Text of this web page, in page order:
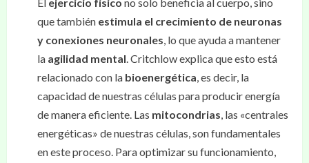
que también estimula el crecimiento de neuronas
y conexiones neuronales, lo que ayuda a mantener
la agilidad mental. Critchlow explica que esto está
relacionado con la bioenergética, es decir, la
capacidad de nuestras células para producir energía
de manera eficiente. Las mitocondrias, las «centrales
energéticas» de nuestras células, son fundamentales
en este proceso. Para optimizar su funcionamiento,